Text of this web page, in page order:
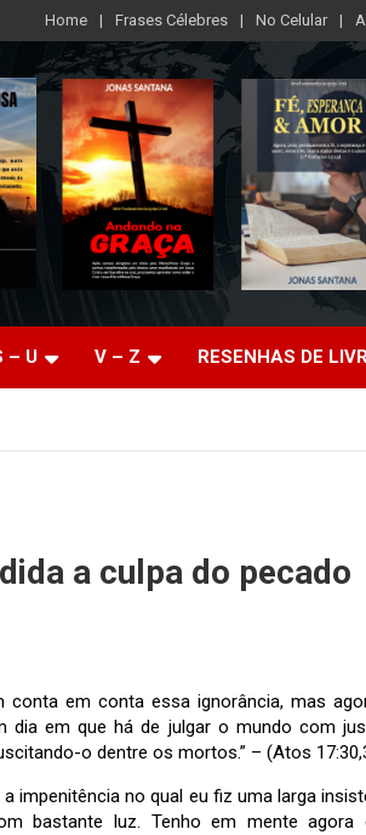
Home Frases Célebres No Celular
– U V – Z RESENHAS DE
a culpa do pecado
conta em conta essa ignorância, mas
dia em que há de julgar o mundo com
o dentre os mortos.” – (Atos
impenitência no qual eu fiz uma larga
bastante luz. Tenho em mente